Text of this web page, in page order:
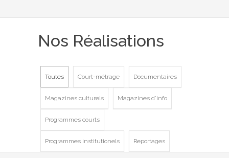
Nos Réalisations
Toutes Court-métrage Documentaires
Magazines culturels Magazines d'info
Programmes courts
Programmes institutionels Reportages